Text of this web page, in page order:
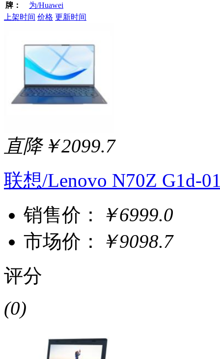
牌：
为/Huawei
上架时间 价格 更新时间
直降￥2099.7
联想/Lenovo N70Z G1d-
销售价：
￥6999.0
市场价：
￥9098.7
评分
(0)